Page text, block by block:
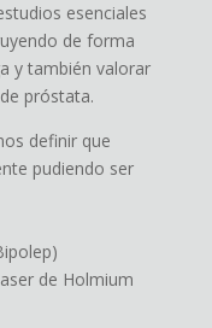
esenciales
de forma
y también valorar
próstata.
definir que
pudiendo ser
de Holmium